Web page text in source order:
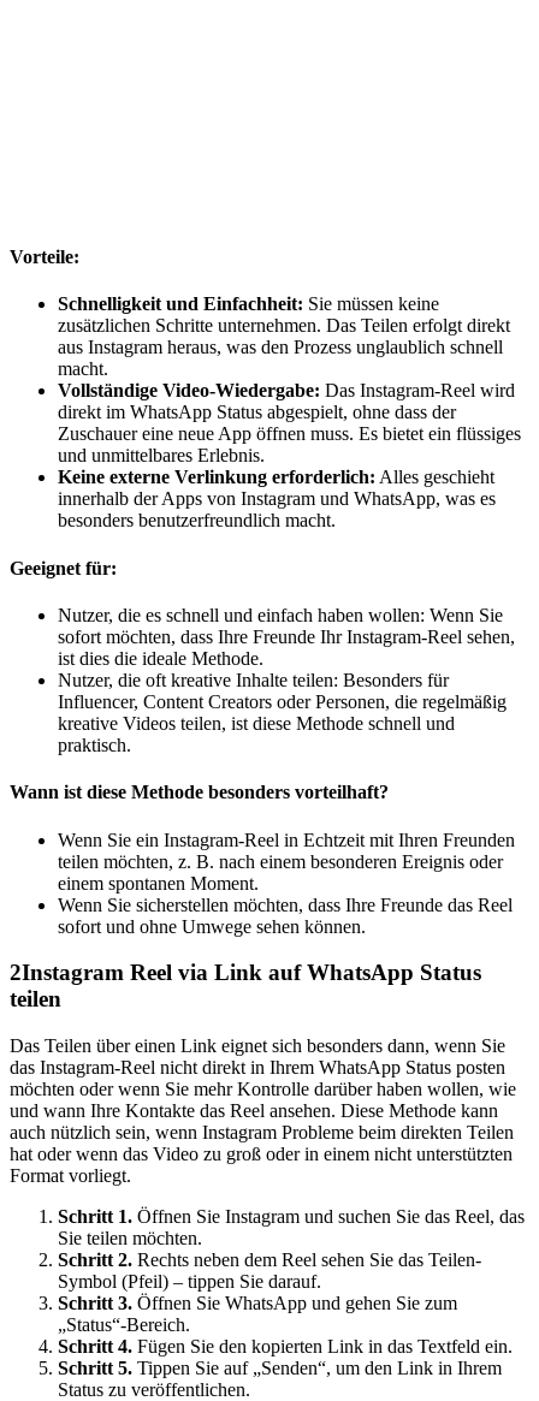
Vorteile:
Schnelligkeit und Einfachheit: Sie müssen keine
zusätzlichen Schritte unternehmen. Das Teilen erfolgt direkt
aus Instagram heraus, was den Prozess unglaublich schnell
macht.
Vollständige Video-Wiedergabe: Das Instagram-Reel wird
direkt im WhatsApp Status abgespielt, ohne dass der
Zuschauer eine neue App öffnen muss. Es bietet ein flüssiges
und unmittelbares Erlebnis.
Keine externe Verlinkung erforderlich: Alles geschieht
innerhalb der Apps von Instagram und WhatsApp, was es
besonders benutzerfreundlich macht.
Geeignet für:
Nutzer, die es schnell und einfach haben wollen: Wenn Sie
sofort möchten, dass Ihre Freunde Ihr Instagram-Reel sehen,
ist dies die ideale Methode.
Nutzer, die oft kreative Inhalte teilen: Besonders für
Influencer, Content Creators oder Personen, die regelmäßig
kreative Videos teilen, ist diese Methode schnell und
praktisch.
Wann ist diese Methode besonders vorteilhaft?
Wenn Sie ein Instagram-Reel in Echtzeit mit Ihren Freunden
teilen möchten, z. B. nach einem besonderen Ereignis oder
einem spontanen Moment.
Wenn Sie sicherstellen möchten, dass Ihre Freunde das Reel
sofort und ohne Umwege sehen können.
2Instagram Reel via Link auf WhatsApp Status
teilen
Das Teilen über einen Link eignet sich besonders dann, wenn Sie
das Instagram-Reel nicht direkt in Ihrem WhatsApp Status posten
möchten oder wenn Sie mehr Kontrolle darüber haben wollen, wie
und wann Ihre Kontakte das Reel ansehen. Diese Methode kann
auch nützlich sein, wenn Instagram Probleme beim direkten Teilen
hat oder wenn das Video zu groß oder in einem nicht unterstützten
Format vorliegt.
Schritt 1. Öffnen Sie Instagram und suchen Sie das Reel, das
Sie teilen möchten.
Schritt 2. Rechts neben dem Reel sehen Sie das Teilen-
Symbol (Pfeil) – tippen Sie darauf.
Schritt 3. Öffnen Sie WhatsApp und gehen Sie zum
„Status“-Bereich.
Schritt 4. Fügen Sie den kopierten Link in das Textfeld ein.
Schritt 5. Tippen Sie auf „Senden“, um den Link in Ihrem
Status zu veröffentlichen.